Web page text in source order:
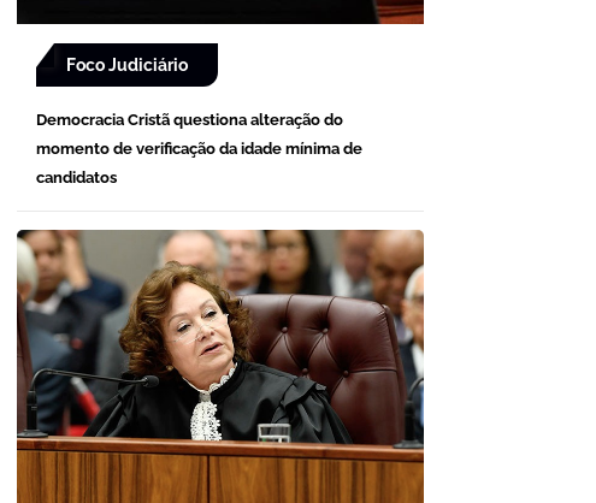
Foco Judiciário
Democracia Cristã questiona alteração do
momento de verificação da idade mínima de
candidatos